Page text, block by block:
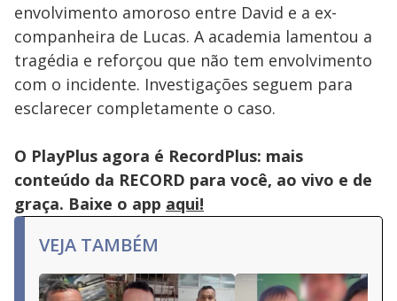
envolvimento amoroso entre David e a ex-
companheira de Lucas. A academia lamentou a
tragédia e reforçou que não tem envolvimento
com o incidente. Investigações seguem para
esclarecer completamente o caso.
O PlayPlus agora é RecordPlus: mais
conteúdo da RECORD para você, ao vivo e de
graça. Baixe o app aqui!
VEJA TAMBÉM